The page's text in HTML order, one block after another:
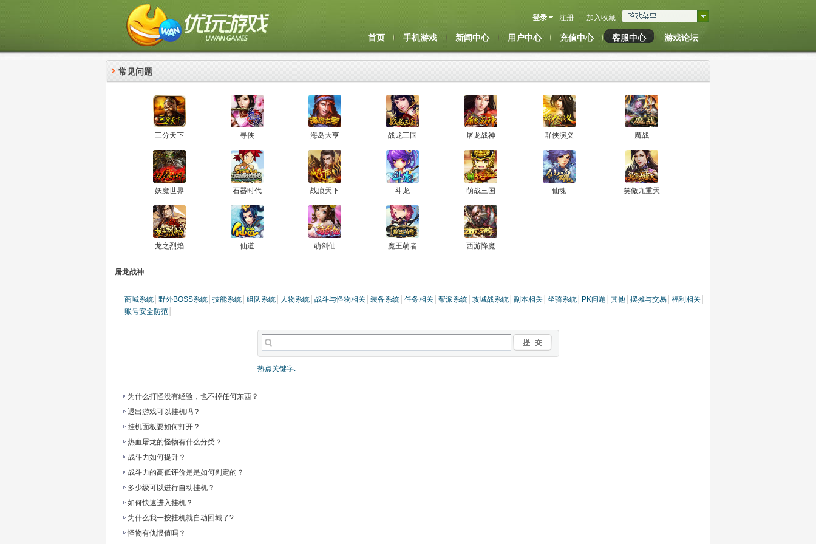
登录 注册 加入收藏
首页 手机游戏 新闻中心 用户中心 充值中心 客服中心 游戏论坛
常见问题
三分天下 寻侠 海岛大亨 战龙三国 屠龙战神 群侠演义 魔战
妖魔世界 石器时代 战痕天下 斗龙 萌战三国 仙魂 笑傲九重天
龙之烈焰 仙道 萌剑仙 魔王萌者 西游降魔
屠龙战神
商城系统 野外BOSS系统 技能系统 组队系统 人物系统 战斗与怪物相关 装备系统 任务相关 帮派系统 攻城战系统 副本相关 坐骑系统 PK问题 其他 摆摊与交易 福利相关
账号安全防范
热点关键字:
为什么打怪没有经验，也不掉任何东西？
退出游戏可以挂机吗？
挂机面板要如何打开？
热血屠龙的怪物有什么分类？
战斗力如何提升？
战斗力的高低评价是是如何判定的？
多少级可以进行自动挂机？
如何快速进入挂机？
为什么我一按挂机就自动回城了?
怪物有仇恨值吗？